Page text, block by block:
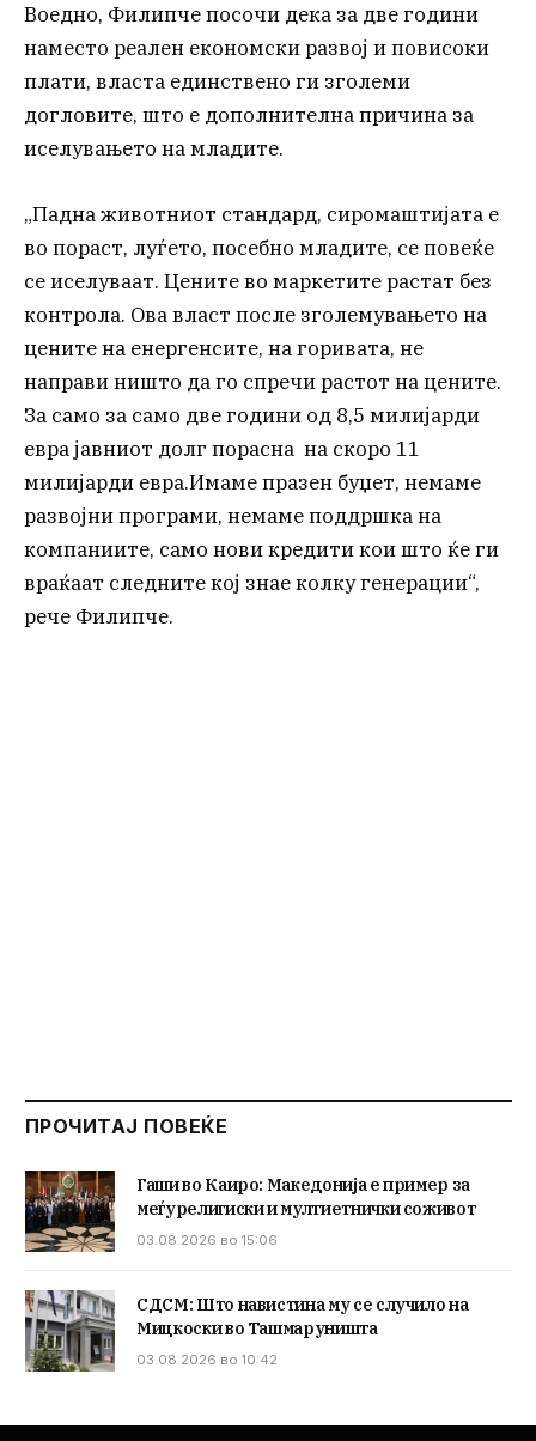
Воедно, Филипче посочи дека за две години
наместо реален економски развој и повисоки
плати, власта единствено ги зголеми
догловите, што е дополнителна причина за
иселувањето на младите.
„Падна животниот стандард, сиромаштијата е
во пораст, луѓето, посебно младите, се повеќе
се иселуваат. Цените во маркетите растат без
контрола. Ова власт после зголемувањето на
цените на енергенсите, на горивата, не
направи ништо да го спречи растот на цените.
За само за само две години од 8,5 милијарди
евра јавниот долг порасна на скоро 11
милијарди евра.Имаме празен буџет, немаме
развојни програми, немаме поддршка на
компаниите, само нови кредити кои што ќе ги
враќаат следните кој знае колку генерации“,
рече Филипче.
ПРОЧИТАЈ ПОВЕЌЕ
Гаши во Каиро: Македонија е пример за
меѓурелигиски и мултиетнички соживот
03.08.2026 во 15:06
СДСМ: Што навистина му се случило на
Мицкоски во Ташмаруништа
03.08.2026 во 10:42